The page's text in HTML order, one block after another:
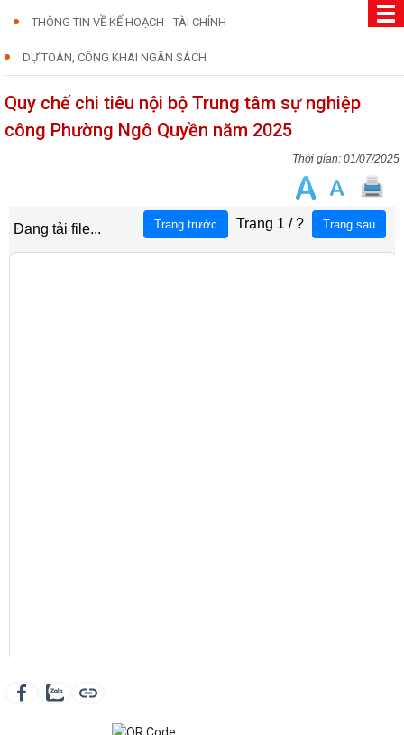
THÔNG TIN VỀ KẾ HOẠCH - TÀI CHÍNH
DỰ TOÁN, CÔNG KHAI NGÂN SÁCH
Quy chế chi tiêu nội bộ Trung tâm sự nghiệp
công Phường Ngô Quyền năm 2025
01/07/2025